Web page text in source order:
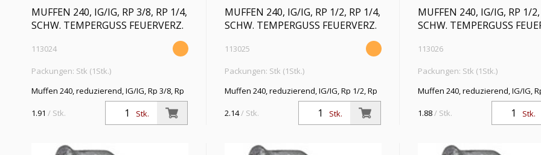
MUFFEN 240, IG/IG, RP 3/8, RP 1/4,
SCHW. TEMPERGUSS FEUERVERZ.
113024
Packungen: Stk (1Stk.)
Muffen 240, reduzierend, IG/IG, Rp 3/8, Rp
1/4, Betriebstemp. -20 °C bis 300 °C,
schwarzer Temperguss, feuerverzinkt, DIN
Stk.
1.91 / Stk.
MUFFEN 240, IG/IG, RP 1/2, RP 1/4,
SCHW. TEMPERGUSS FEUERVERZ.
113025
Packungen: Stk (1Stk.)
Muffen 240, reduzierend, IG/IG, Rp 1/2, Rp
1/4, Betriebstemp. -20 °C bis 300 °C,
schwarzer Temperguss, feuerverzinkt, DIN
Stk.
2.14/ Stk.
MUFFEN 240, IG/IG, RP 1/
SCHW. TEMPERGUSS
113026
Packungen: Stk (1Stk.)
Muffen 240, reduzierend, IG/IG,
3/8, Betriebstemp. -20 °C bis 300
schwarzer Temperguss,
Stk.
1.88/ Stk.